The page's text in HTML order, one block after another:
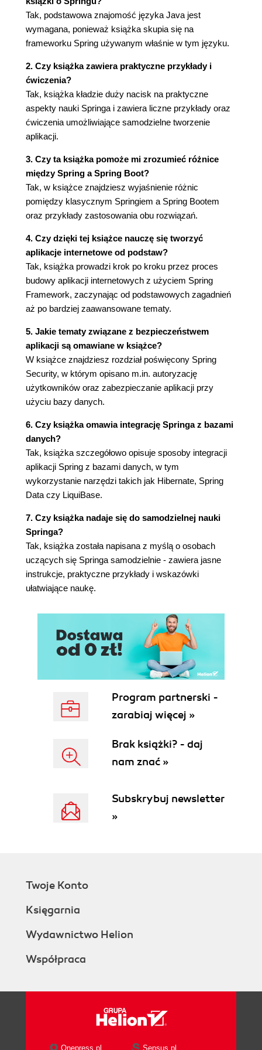
danych
Rozdział 7. API w Springu
7.1. Budowanie API
7.3. Swagger 2
7.4. JWT
7.5. Testowanie automatyczne
Zakończenie
Tak, podstawowa znajomość języka Java jest
wymagana, ponieważ książka skupia się na
frameworku Spring używanym właśnie w tym języku.
2. Czy książka zawiera praktyczne przykłady i
ćwiczenia?
Tak, książka kładzie duży nacisk na praktyczne
aspekty nauki Springa i zawiera liczne przykłady oraz
ćwiczenia umożliwiające samodzielne tworzenie
aplikacji.
3. Czy ta książka pomoże mi zrozumieć różnice
między Spring a Spring Boot?
Tak, w książce znajdziesz wyjaśnienie różnic
pomiędzy klasycznym Springiem a Spring Bootem
oraz przykłady zastosowania obu rozwiązań.
4. Czy dzięki tej książce nauczę się tworzyć
aplikacje internetowe od podstaw?
Tak, książka prowadzi krok po kroku przez proces
budowy aplikacji internetowych z użyciem Spring
Framework, zaczynając od podstawowych zagadnień
aż po bardziej zaawansowane tematy.
5. Jakie tematy związane z bezpieczeństwem
aplikacji są omawiane w książce?
W książce znajdziesz rozdział poświęcony Spring
Security, w którym opisano m.in. autoryzację
użytkowników oraz zabezpieczanie aplikacji przy
użyciu bazy danych.
6. Czy książka omawia integrację Springa z bazami
danych?
Tak, książka szczegółowo opisuje sposoby integracji
aplikacji Spring z bazami danych, w tym
wykorzystanie narzędzi takich jak Hibernate, Spring
Data czy LiquiBase.
7. Czy książka nadaje się do samodzielnej nauki
Springa?
Tak, książka została napisana z myślą o osobach
uczących się Springa samodzielnie - zawiera jasne
instrukcje, praktyczne przykłady i wskazówki
ułatwiające naukę.
Program partnerski -
zarabiaj więcej »
Brak książki? - daj
nam znać »
Subskrybuj newsletter
»
Twoje Konto
Księgarnia
Wydawnictwo Helion
Współpraca
Onepress.pl Sensus.pl